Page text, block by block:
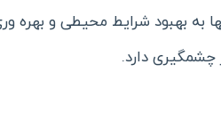
به بهبود شرایط محیطی و بهره
چشمگیری دارد.